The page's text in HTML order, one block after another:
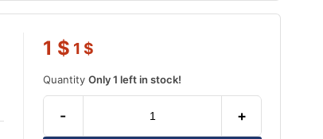
1 $ 1 $
QuantityOnly 1 left in stock!
- +